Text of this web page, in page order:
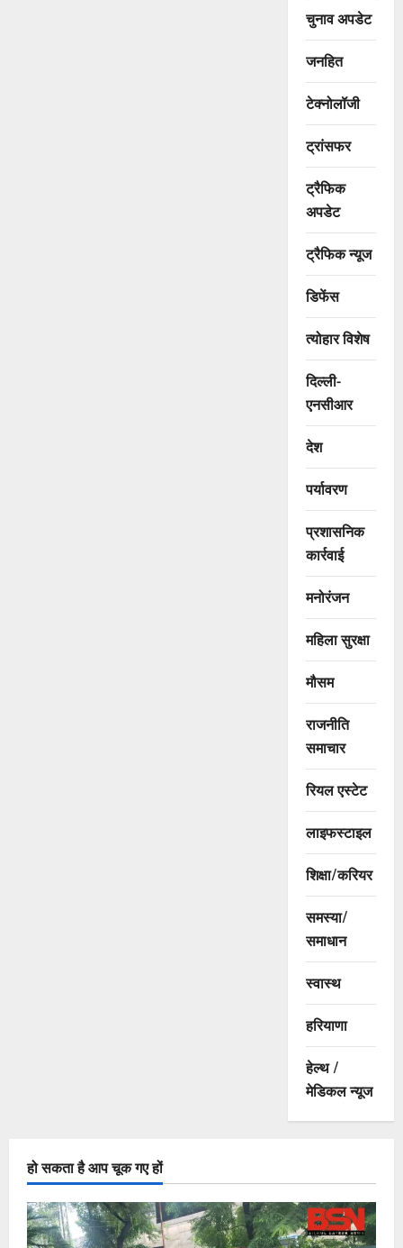
चुनाव अपडेट
जनहित
टेक्नोलॉजी
ट्रांसफर
ट्रैफिक
अपडेट
ट्रैफिक न्यूज
डिफेंस
त्योहार विशेष
दिल्ली-
एनसीआर
देश
पर्यावरण
प्रशासनिक
कार्रवाई
मनोरंजन
महिला सुरक्षा
मौसम
राजनीति
समाचार
रियल एस्टेट
लाइफस्टाइल
शिक्षा/करियर
समस्या/
समाधान
स्वास्थ
हरियाणा
हेल्थ /
मेडिकल न्यूज
हो सकता है आप चूक गए हों